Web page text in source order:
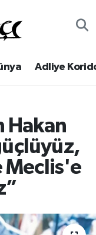
Adliye
Hakan
Meclis'e